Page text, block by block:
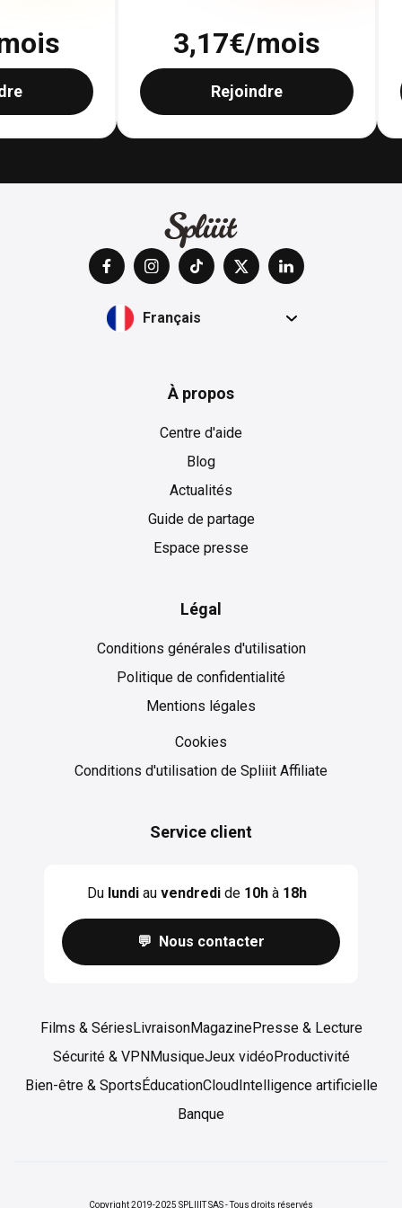
3,17€/mois
Rejoindre
Français
À propos
Centre d'aide
Blog
Actualités
Guide de partage
Espace presse
Légal
Conditions générales d'utilisation
Politique de confidentialité
Mentions légales
Cookies
Cookies
Conditions d'utilisation de Spliiit Affiliate
Service client
Du lundiau vendredide 10hà 18h
💬 Nous contacter
Films & Séries LivraisonMagazinePresse & Lecture
Sécurité & VPN MusiqueJeux vidéoProductivité
Bien-être & Sports ÉducationCloud Intelligence artificielle
Banque
Copyright 2019-2025 SPLIIIT SAS - Tous droits réservés